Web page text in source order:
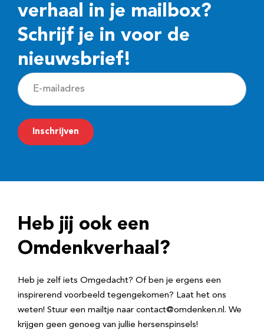
verhaal in je mailbox?
Schrijf je in voor de
nieuwsbrief!
E
-
m
a
r
e
Inschrijven
Heb jij ook een
Omdenkverhaal?
Heb je zelf iets Omgedacht? Of ben je ergens een
inspirerend voorbeeld tegengekomen? Laat het ons
weten! Stuur een mailtje naar contact@omdenken.nl. We
krijgen geen genoeg van jullie hersenspinsels!